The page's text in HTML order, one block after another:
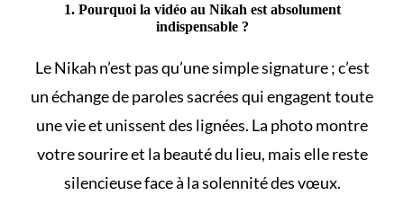
1. Pourquoi la vidéo au Nikah est absolument
indispensable ?
LeNikah n’est pas qu’une simple signature ; c’est
un échange de paroles sacrées qui engagent toute
une vie et unissent des lignées. La photo montre
votre sourire et la beauté du lieu, mais elle reste
silencieuse face à la solennité des vœux.